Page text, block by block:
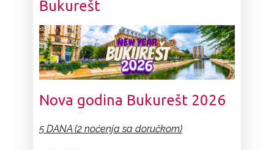
Bukurešt
Nova godina Bukurešt 2026
5 DANA (2 noćenja sa doručkom)